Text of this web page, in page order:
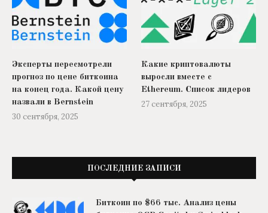
Эксперты пересмотрели
прогноз по цене биткоина
на конец года. Какой цену
назвали в Bernstein
30 сентября, 2025
Какие криптовалюты
выросли вместе с
Ethereum. Список лидеров
27 сентября, 2025
ПОСЛЕДНИЕ ЗАПИСИ
Биткоин по $66 тыс. Анализ цены